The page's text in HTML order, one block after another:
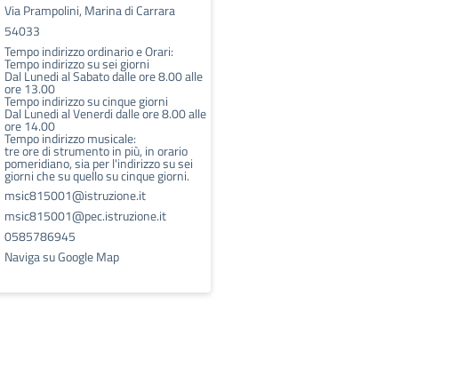
Via Prampolini, Marina di Carrara
54033
Tempo indirizzo ordinario e Orari:
Tempo indirizzo su sei giorni
Dal Lunedi al Sabato dalle ore 8.00 alle
ore 13.00
Tempo indirizzo su cinque giorni
Dal Lunedi al Venerdi dalle ore 8.00 alle
ore 14.00
Tempo indirizzo musicale:
tre ore di strumento in più, in orario
pomeridiano, sia per l'indirizzo su sei
giorni che su quello su cinque giorni.
msic815001@istruzione.it
msic815001@pec.istruzione.it
0585786945
Naviga su Google Map